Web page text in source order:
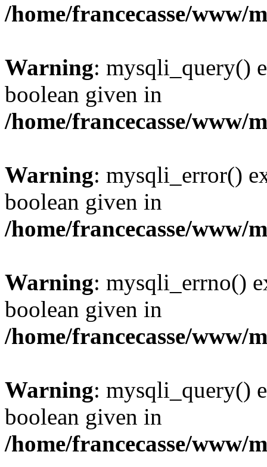
/home/francecasse/www/
Warning: mysqli_query()
boolean given in
/home/francecasse/www/
Warning: mysqli_error()
boolean given in
/home/francecasse/www/
Warning: mysqli_errno()
boolean given in
/home/francecasse/www/
Warning: mysqli_query()
boolean given in
/home/francecasse/www/